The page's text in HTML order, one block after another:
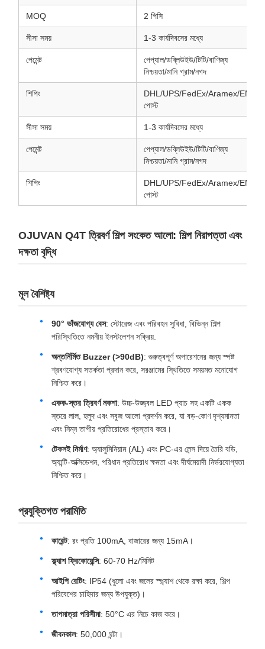
MOQ 2 পিসি
সীসা সময় 1-3 কার্যদিবসের মধ্যে
পেমেন্ট
পেপ্যাল/ডব্লিউইউ/টিটি/বাণিজ্য
নিশ্চয়তা/মানি গ্রাম/নগদ
শিপিং
DHL/UPS/FedEx/Aramex/EMS/
পোস্ট
সীসা সময় 1-3 কার্যদিবসের মধ্যে
পেমেন্ট
পেপ্যাল/ডব্লিউইউ/টিটি/বাণিজ্য
নিশ্চয়তা/মানি গ্রাম/নগদ
শিপিং
DHL/UPS/FedEx/Aramex/EMS/
পোস্ট
OJUVAN Q4T ত্রিবর্ণ শিল্প সংকেত আলো: শিল্প নিরাপত্তা এবং
দক্ষতা বৃদ্ধি
মূল বৈশিষ্ট্য
90° ভাঁজযোগ্য বেস: স্টোরেজ এবং পরিবহন সুবিধা, বিভিন্ন শিল্প
পরিস্থিতিতে নমনীয় ইনস্টলেশন সক্রিয়.
অন্তর্নির্মিত Buzzer (>90dB): গুরুত্বপূর্ণ অপারেশনের জন্য স্পষ্ট
শ্রবণযোগ্য সতর্কতা প্রদান করে, সরঞ্জামের স্থিতিতে সময়মত মনোযোগ
নিশ্চিত করে।
একক-স্তর ত্রিবর্ণ নকশা: উচ্চ-উজ্জ্বল LED প্যাচ সহ একটি একক
স্তরে লাল, হলুদ এবং সবুজ আলো প্রদর্শন করে, যা বড়-কোণ দৃশ্যমানতা
এবং নিম্ন তাপীয় প্রতিরোধের প্রস্তাব করে।
টেকসই নির্মাণ: অ্যালুমিনিয়াম (AL) এবং PC-এর লেন্স দিয়ে তৈরি বডি,
অ্যান্টি-অক্সিডেশন, পরিধান প্রতিরোধ ক্ষমতা এবং দীর্ঘমেয়াদী নির্ভরযোগ্যতা
নিশ্চিত করে।
প্রযুক্তিগত পরামিতি
কারেন্ট: রং প্রতি 100mA, বাজারের জন্য 15mA।
ফ্ল্যাশ ফ্রিকোয়েন্সি: 60-70 Hz/মিনিট
আইপি রেটিং: IP54 (ধুলো এবং জলের স্প্ল্যাশ থেকে রক্ষা করে, শিল্প
পরিবেশের চাহিদার জন্য উপযুক্ত)।
তাপমাত্রা পরিসীমা: 50°C এর নিচে কাজ করে।
জীবনকাল: 50,000 ঘন্টা।